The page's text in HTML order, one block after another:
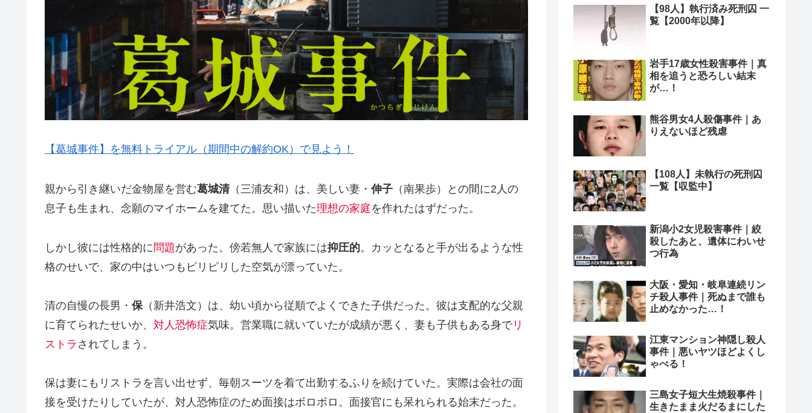
【葛城事件】を無料トライアル（期間中の解約OK）で見よう！
親から引き継いだ金物屋を営む葛城清（三浦友和）は、美しい妻・伸子 （南果歩）との間に2人の
息子も生まれ、念願のマイホームを建てた。思い描いた理想の家庭を作れたはずだった。
しかし彼には性格的に 問題があった。傍若無人で家族には抑圧的。カッとなると手が出るような性
格のせいで、家の中はいつもピリピリした空気が漂っていた。
清の自慢の長男・ 保（新井浩文）は、幼い頃から従順でよくできた子供だった。彼は支配的な父親
に育てられたせいか、 対人恐怖症気味。営業職に就いていたが成績が悪く、妻も子供もある身でリ
ストラ されてしまう。
保は妻にもリストラを言い出せず、毎朝スーツを着て出勤するふりを続けていた。実際は会社の面
接を受けたりしていたが、対人恐怖症のため面接はボロボロ。面接官にも呆れられる始末だった。
【98人】執行済み死刑囚 一
覧【2000年以降】
岩手17歳女性殺害事件｜真
相を追うと恐ろしい結末
が…！
熊谷男女4人殺傷事件｜あ
りえないほど残虐
【108人】未執行の死刑囚
一覧【収監中】
新潟小2女児殺害事件｜絞
殺したあと、遺体にわいせ
つ行為
大阪・愛知・岐阜連続リン
チ殺人事件｜死ぬまで誰も
止めなかった…！
江東マンション神隠し殺人
事件｜悪いヤツほどよくし
ゃべる！
三島女子短大生焼殺事件｜
生きたまま火だるまにした